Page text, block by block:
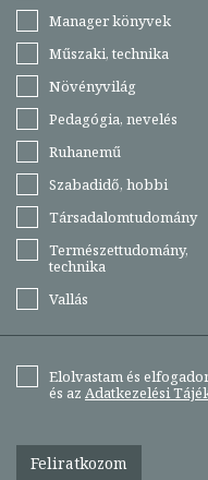
Manager könyvek
Műszaki, technika
Növényvilág
Pedagógia, nevelés
Ruhanemű
Szabadidő, hobbi
Társadalomtudomány
Természettudomány,
technika
Vallás
Elolvastam és
és az Adatkezelési
Feliratkozom